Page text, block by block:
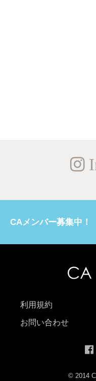
CAメンバー募集中！
利用規約
お問い合わせ
© 2014